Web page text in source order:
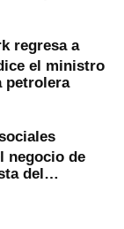
regresa a
el ministro
petrolera
negocio de
del